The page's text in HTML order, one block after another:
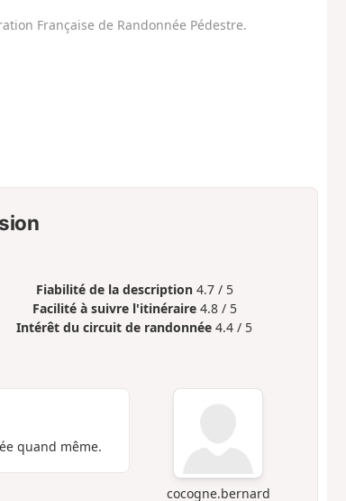
Française de Randonnée Pédestre.
Fiabilité de la description 4.7 / 5
Facilité à suivre l'itinéraire 4.8 / 5
Intérêt du circuit de randonnée 4.4 / 5
cocogne.bernard
quand même.